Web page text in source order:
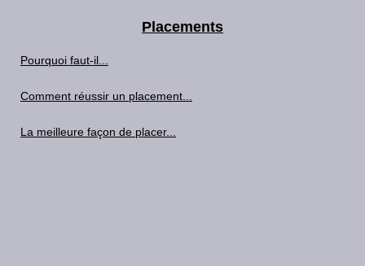
Placements
Pourquoi faut-il...
Comment réussir un placement...
La meilleure façon de placer...